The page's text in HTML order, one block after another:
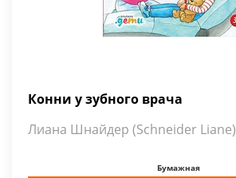
Конни у зубного врача
Лиана Шнайдер (Schneider Liane)
Бумажная